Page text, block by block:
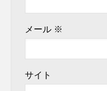
メール ※
サイト